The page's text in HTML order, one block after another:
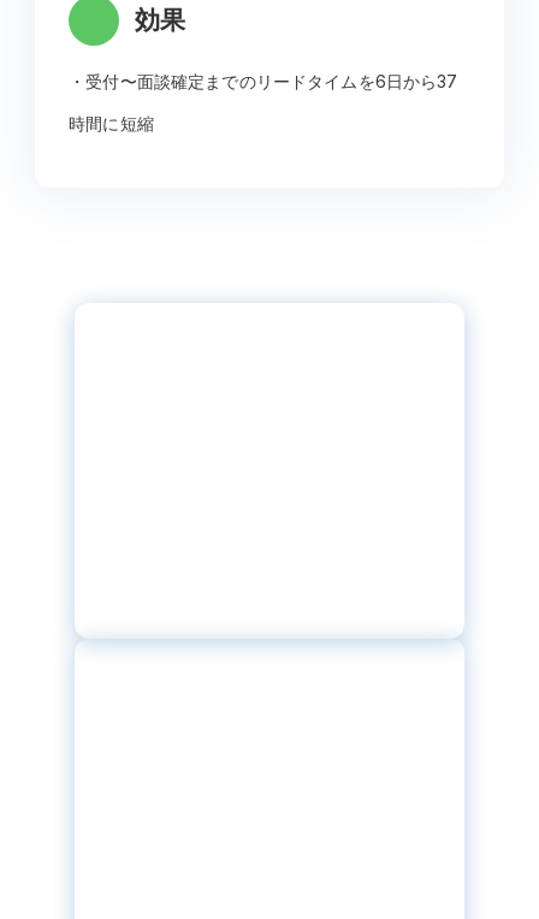
効果
・受付〜面談確定までのリードタイムを6日から37
時間に短縮